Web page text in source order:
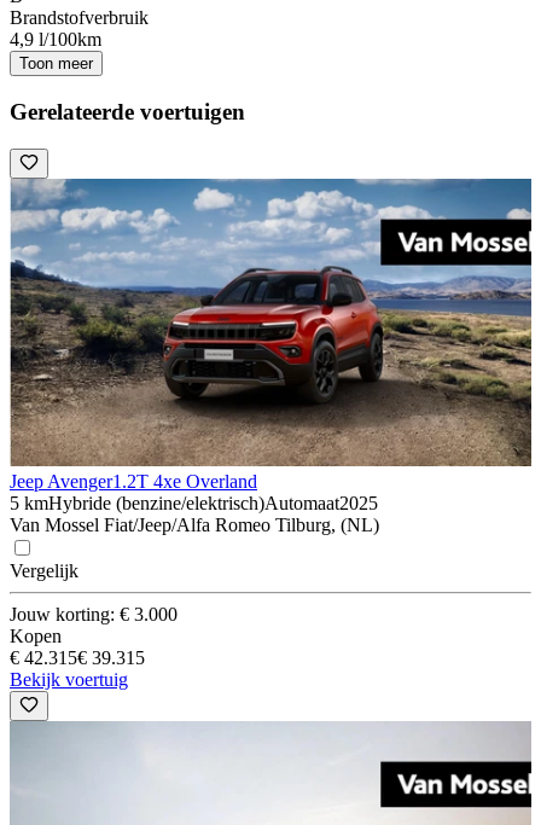
Brandstofverbruik
4,9 l/100km
Toon meer
Gerelateerde voertuigen
Jeep Avenger1.2T 4xe Overland
5 kmHybride (benzine/elektrisch)Automaat2025
Van Mossel Fiat/Jeep/Alfa Romeo Tilburg, (NL)
Vergelijk
Jouw korting: € 3.000
Kopen
€ 42.315€ 39.315
Bekijk voertuig